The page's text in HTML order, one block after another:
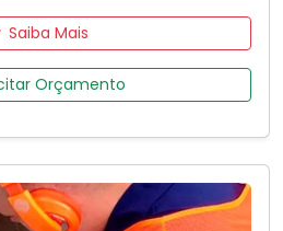
Saiba Mais
Orçamento